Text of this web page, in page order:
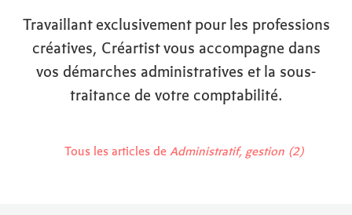
Travaillant exclusivement pour les professions
créatives, Créartist vous accompagne dans
vos démarches administratives et la sous-
traitance de votre comptabilité.
Tous les articles de Administratif, gestion (2)